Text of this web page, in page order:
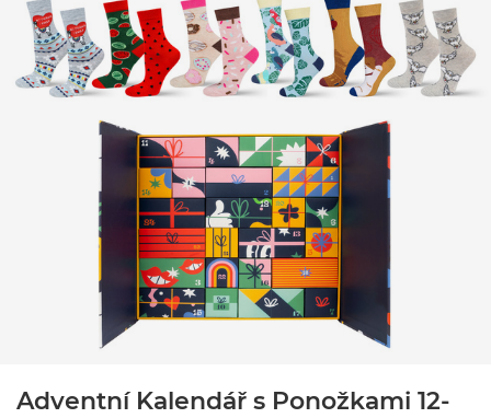
Adventní Kalendář s Ponožkami 12-